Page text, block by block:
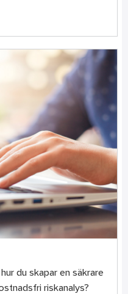
du skapar en säkrare
riskanalys?